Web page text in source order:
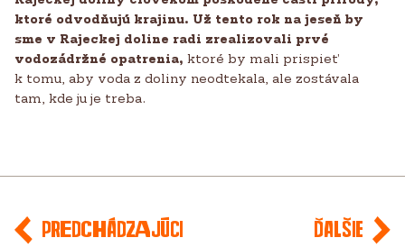
ktoré odvodňujú krajinu. Už tento rok na jeseň by
sme v Rajeckej doline radi zrealizovali prvé
vodozádržné opatrenia, ktoré by mali prispieť
k tomu, aby voda z doliny neodtekala, ale zostávala
tam, kde ju je treba.
Predchádzajúci Ďalšie